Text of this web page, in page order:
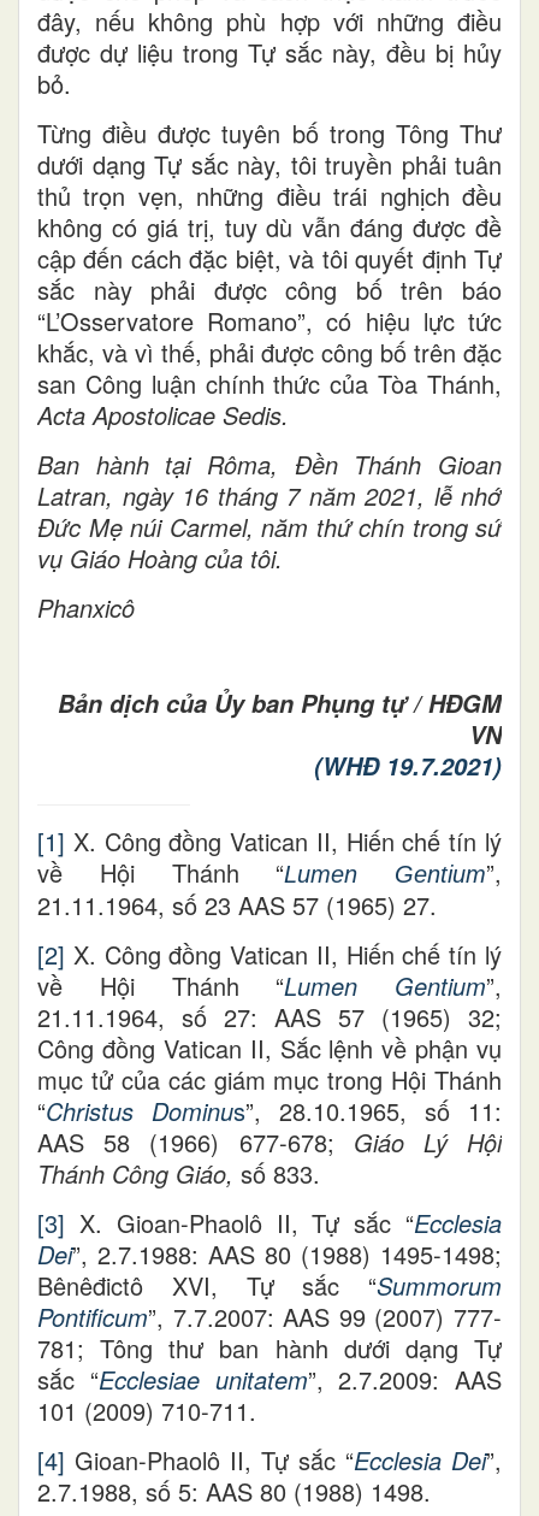
đây, nếu không phù hợp với những điều
được dự liệu trong Tự sắc này, đều bị hủy
bỏ.
Từng điều được tuyên bố trong Tông Thư
dưới dạng Tự sắc này, tôi truyền phải tuân
thủ trọn vẹn, những điều trái nghịch đều
không có giá trị, tuy dù vẫn đáng được đề
cập đến cách đặc biệt, và tôi quyết định Tự
sắc này phải được công bố trên báo
“L’Osservatore Romano”, có hiệu lực tức
khắc, và vì thế, phải được công bố trên đặc
san Công luận chính thức của Tòa Thánh,
Acta Apostolicae Sedis.
Ban hành tại Rôma, Đền Thánh Gioan
Latran, ngày 16 tháng 7 năm 2021, lễ nhớ
Đức Mẹ núi Carmel, năm thứ chín trong sứ
vụ Giáo Hoàng của tôi.
Phanxicô
Bản dịch của Ủy ban Phụng tự / HĐGM
VN
(WHĐ 19.7.2021)
[1] X. Công đồng Vatican II, Hiến chế tín lý
về Hội Thánh “Lumen Gentium”,
21.11.1964, số 23 AAS 57 (1965) 27.
[2] X. Công đồng Vatican II, Hiến chế tín lý
về Hội Thánh “Lumen Gentium”,
21.11.1964, số 27: AAS 57 (1965) 32;
Công đồng Vatican II, Sắc lệnh về phận vụ
mục tử của các giám mục trong Hội Thánh
“Christus Dominus”, 28.10.1965, số 11:
AAS 58 (1966) 677-678; Giáo Lý Hội
Thánh Công Giáo, số 833.
[3] X. Gioan-Phaolô II, Tự sắc “Ecclesia
Dei”, 2.7.1988: AAS 80 (1988) 1495-1498;
Bênêđictô XVI, Tự sắc “Summorum
Pontificum”, 7.7.2007: AAS 99 (2007) 777-
781; Tông thư ban hành dưới dạng Tự
sắc “Ecclesiae unitatem”, 2.7.2009: AAS
101 (2009) 710-711.
[4] Gioan-Phaolô II, Tự sắc “Ecclesia Dei”,
2.7.1988, số 5: AAS 80 (1988) 1498.